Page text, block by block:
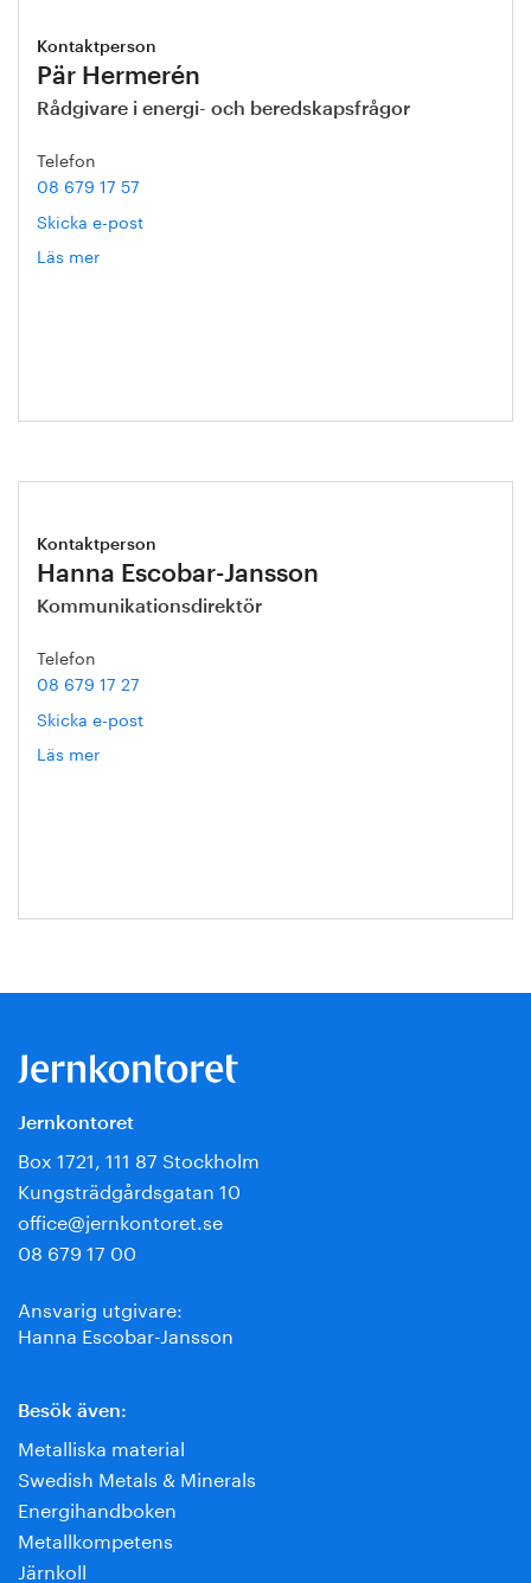
Kontaktperson
Pär Hermerén
Rådgivare i energi- och beredskapsfrågor
Telefon
08 679 17 57
Skicka e-post
Läs mer
Kontaktperson
Hanna Escobar-Jansson
Kommunikationsdirektör
Telefon
08 679 17 27
Skicka e-post
Läs mer
Jernkontoret
Box 1721, 111 87 Stockholm
Kungsträdgårdsgatan 10
office@jernkontoret.se
08 679 17 00
Ansvarig utgivare:
Hanna Escobar-Jansson
Besök även:
Metalliska material
Swedish Metals & Minerals
Energihandboken
Metallkompetens
Järnkoll